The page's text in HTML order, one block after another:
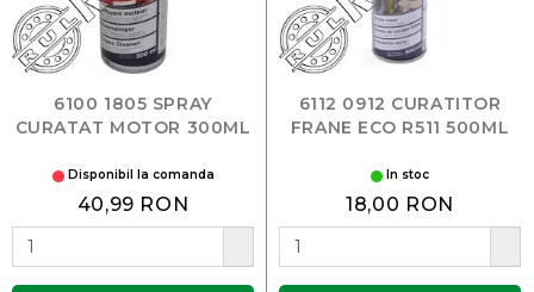
6100 1805 SPRAY
CURATAT MOTOR 300ML
Disponibil la comanda
40,99 RON
6112 0912 CURATITOR
FRANE ECO R511 500ML
In stoc
18,00 RON